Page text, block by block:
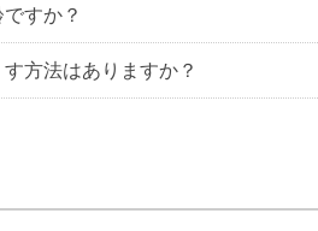
すか？
方法はありますか？